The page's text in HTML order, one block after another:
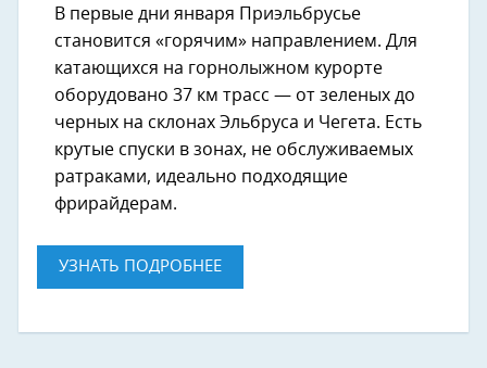
В первые дни января Приэльбрусье
становится «горячим» направлением. Для
катающихся на горнолыжном курорте
оборудовано 37 км трасс — от зеленых до
черных на склонах Эльбруса и Чегета. Есть
крутые спуски в зонах, не обслуживаемых
ратраками, идеально подходящие
фрирайдерам.
УЗНАТЬ ПОДРОБНЕЕ